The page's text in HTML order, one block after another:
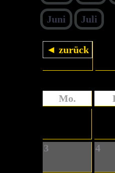
Juni Juli
◄ zurück
Mo.
3 4